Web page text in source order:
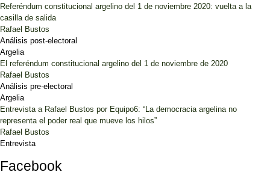
Referéndum constitucional argelino del 1 de noviembre 2020: vuelta a la
casilla de salida
Rafael Bustos
Análisis post-electoral
Argelia
El referéndum constitucional argelino del 1 de noviembre de 2020
Rafael Bustos
Análisis pre-electoral
Argelia
Entrevista a Rafael Bustos por Equipo6: “La democracia argelina no
representa el poder real que mueve los hilos”
Rafael Bustos
Entrevista
Facebook